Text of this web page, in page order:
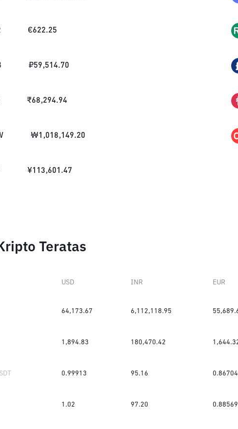
€622.25
₽59,514.70
₹68,294.94
₩1,018,149.20
¥113,601.47
Teratas
USD INR EUR
64,173.67 6,112,118.95
1,894.83 180,470.42
0.99913 95.16 0.86704
1.02 97.20 0.88569